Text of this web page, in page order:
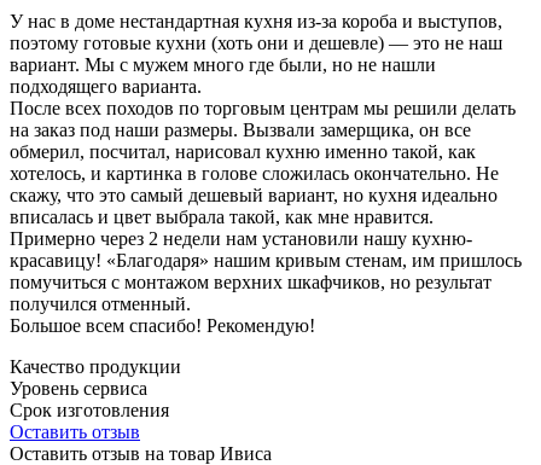
У нас в доме нестандартная кухня из-за короба и выступов,
поэтому готовые кухни (хоть они и дешевле) — это не наш
вариант. Мы с мужем много где были, но не нашли
подходящего варианта.
После всех походов по торговым центрам мы решили делать
на заказ под наши размеры. Вызвали замерщика, он все
обмерил, посчитал, нарисовал кухню именно такой, как
хотелось, и картинка в голове сложилась окончательно. Не
скажу, что это самый дешевый вариант, но кухня идеально
вписалась и цвет выбрала такой, как мне нравится.
Примерно через 2 недели нам установили нашу кухню-
красавицу! «Благодаря» нашим кривым стенам, им пришлось
помучиться с монтажом верхних шкафчиков, но результат
получился отменный.
Большое всем спасибо! Рекомендую!
Качество продукции
Уровень сервиса
Срок изготовления
Оставить отзыв
Оставить отзыв на товар Ивиса